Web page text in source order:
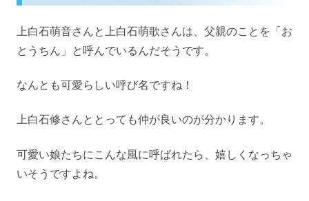
上白石萌音さんと上白石萌歌さんは、父親のことを「お
とうちん」と呼んでいるんだそうです。
なんとも可愛らしい呼び名ですね！
上白石修さんととっても仲が良いのが分かります。
可愛い娘たちにこんな風に呼ばれたら、嬉しくなっちゃ
いそうですよね。